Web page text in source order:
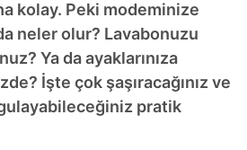
kolay. Peki modeminize
neler olur? Lavabonuzu
Ya da ayaklarınıza
İşte çok şaşıracağınız ve
pratik